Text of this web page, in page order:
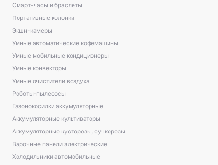
Смарт-часы и браслеты
Портативные колонки
Экшн-камеры
Умные автоматические кофемашины
Умные мобильные кондиционеры
Умные конвекторы
Умные очистители воздуха
Роботы-пылесосы
Газонокосилки аккумуляторные
Аккумуляторные культиваторы
Аккумуляторные кусторезы, сучкорезы
Варочные панели электрические
Холодильники автомобильные